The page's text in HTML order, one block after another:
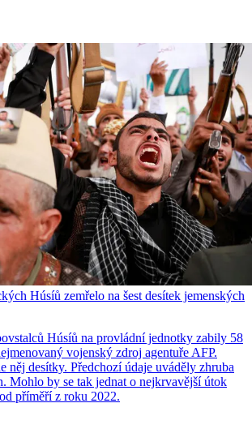
Húsíů zemřelo na šest desítek jemenských
Húsíů na provládní jednotky zabily 58
vojenský zdroj agentuře AFP.
něj desítky. Předchozí údaje uváděly zhruba
Mohlo by se tak jednat o nejkrvavější útok
příměří z roku 2022.